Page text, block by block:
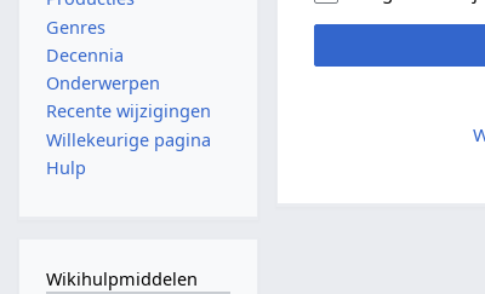
Genres
Decennia
Onderwerpen
Recente wijzigingen
Willekeurige pagina
Hulp
Wikihulpmiddelen